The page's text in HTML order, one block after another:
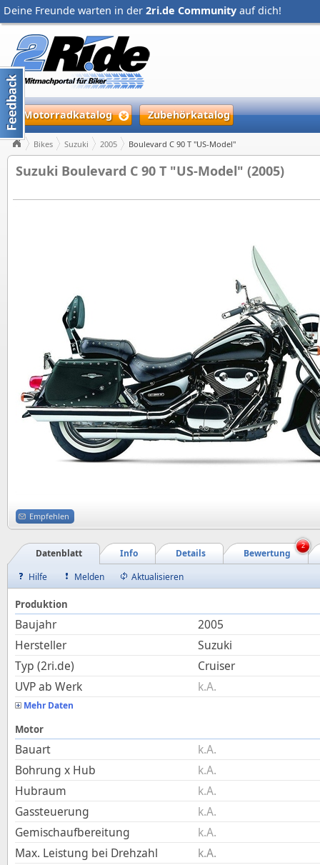
Deine Freunde warten in der 2ri.de Community auf dich!
Motorradkatalog Zubehörkatalog
Bikes Suzuki 2005 Boulevard C 90 T "US-Model"
Suzuki Boulevard C 90 T "US-Model" (2005)
Empfehlen
Bewertung
Details
Info
Datenblatt
2
Hilfe Melden Aktualisieren
Produktion
Baujahr
2005
Hersteller
Suzuki
Typ (2ri.de)
Cruiser
UVP ab Werk
k.A.
Mehr Daten
Motor
Bauart
k.A.
Bohrung x Hub
k.A.
Hubraum
k.A.
Gassteuerung
k.A.
Gemischaufbereitung
k.A.
Max. Leistung bei Drehzahl
k.A.